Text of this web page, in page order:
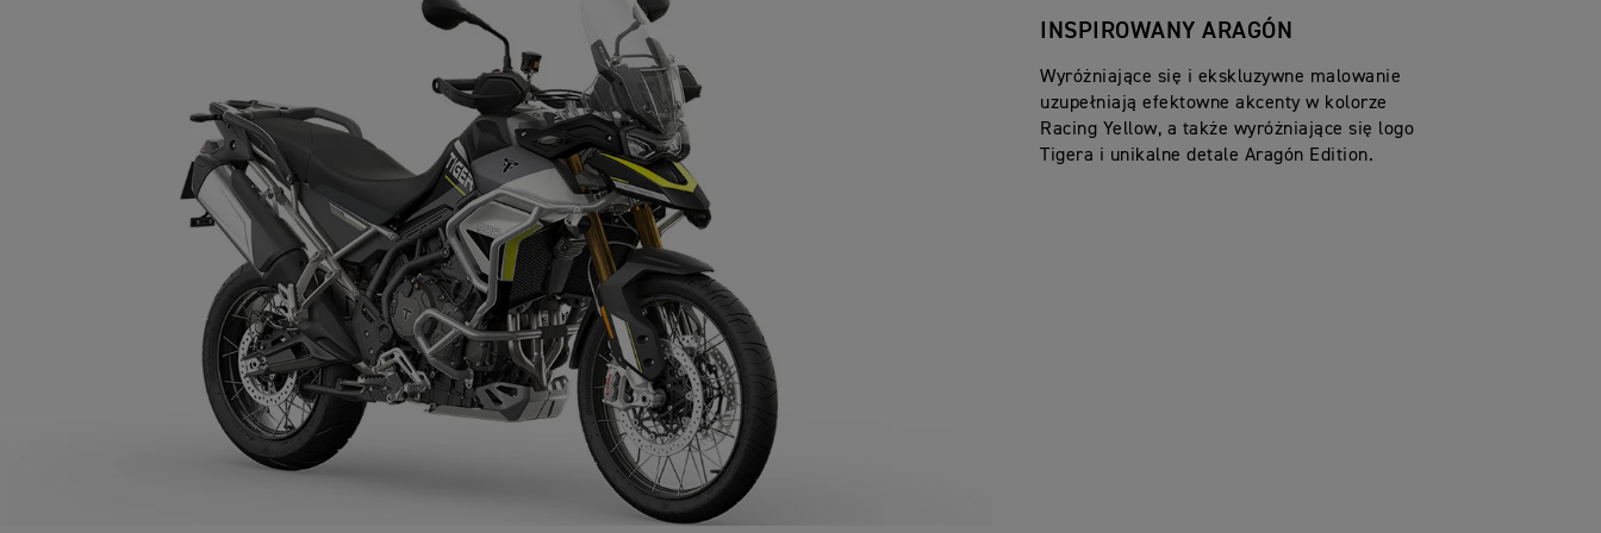
INSPIROWANY ARAGÓN
Wyróżniające się i ekskluzywne malowanie
uzupełniają efektowne akcenty w kolorze
Racing Yellow, a także wyróżniające się logo
Tigera i unikalne detale Aragón Edition.